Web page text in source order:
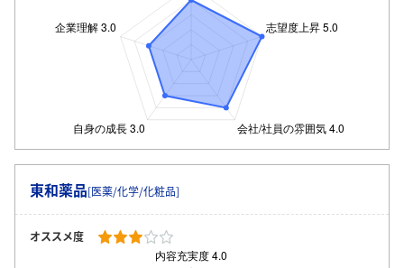
東和薬品[医薬/化学/化粧品]
オススメ度